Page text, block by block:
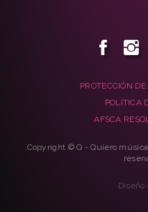
PROTECCIÓN
POLÍTICA
AFSCA
Copyright © Q - Quiero
Diseño